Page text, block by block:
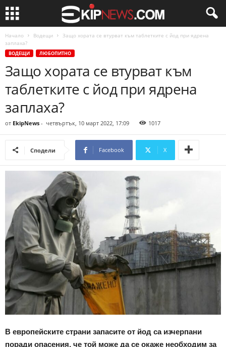
Начало Водещи
Защо хората се втурват към таблетките с йод при ядрена
заплаха?
ВОДЕЩИ ЛЮБОПИТНО
Защо хората се втурват към
таблетките с йод при ядрена
заплаха?
от EkipNews - четвъртък, 10 март 2022, 17:09 1017
Сподели Facebook X
В европейските страни запасите от йод са изчерпани
поради опасения, че той може да се окаже необходим за